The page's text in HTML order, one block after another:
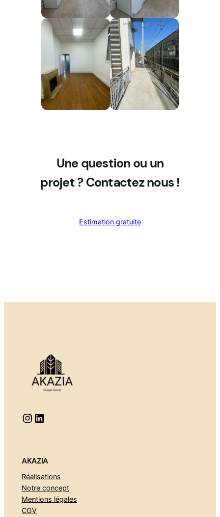
Une question ou un
projet ? Contactez nous !
Estimation gratuite
Instagram https://www.linkedin.com/company/akaziarenovation
AKAZIA
Réalisations
Notre concept
Mentions légales
CGV